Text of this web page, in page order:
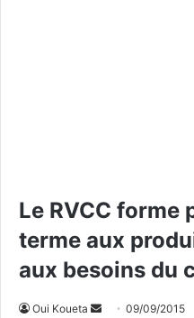
Le RVCC forme
terme aux
aux besoins du
Oui Koueta 09/09/2015